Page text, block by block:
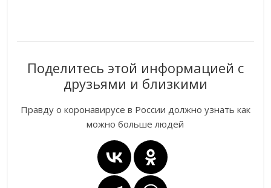
Поделитесь этой информацией с
друзьями и близкими
Правду о коронавирусе в России должно узнать как
можно больше людей